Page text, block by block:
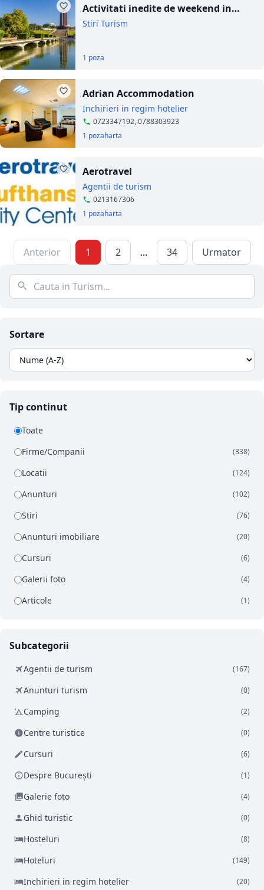
Sortare
Tip continut
Toate
Firme/Companii
(338)
Locatii (124)
Anunturi (102)
Stiri (76)
Anunturi imobiliare (20)
Cursuri (6)
Galerii foto (4)
Articole (1)
Subcategorii
Agentii de turism (167)
Anunturi turism (0)
Camping (2)
Centre turistice (0)
Cursuri (6)
Despre București (1)
Galerie foto (4)
Ghid turistic (0)
Hosteluri (8)
Hoteluri (149)
Inchirieri in regim hotelier (20)
Activitati inedite de weekend in
Bucuresti
Stiri Turism
1 poza
Adrian Accommodation
Inchirieri in regim hotelier
0723347192, 0788303923
1 pozaharta
Aerotravel
Agentii de turism
0213167306
1 pozaharta
Anterior 1 2 ... 34 Urmator